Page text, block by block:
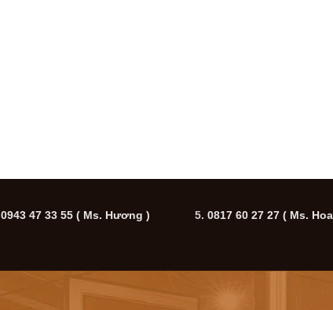
0943 47 33 55( Ms. Hương ) 5. 0817 60 27 27( Ms.